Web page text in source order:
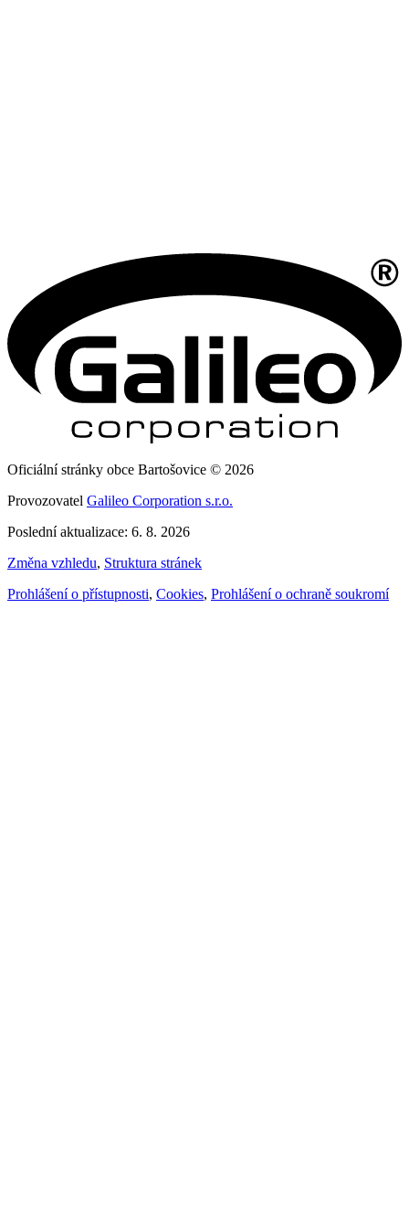
Oficiální stránky obce Bartošovice © 2026
Provozovatel Galileo Corporation s.r.o.
Poslední aktualizace: 6. 8. 2026
Změna vzhledu, Struktura stránek
Prohlášení o přístupnosti, Cookies, Prohlášení o ochraně soukromí